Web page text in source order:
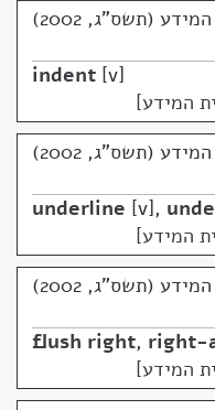
(תשס"ג, 2002)
indent v
המידע]
(תשס"ג, 2002)
underline v ,
המידע]
(תשס"ג, 2002)
flush right, right-
המידע]